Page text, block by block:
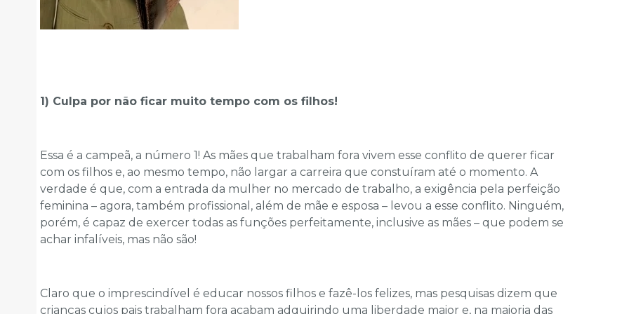
1) Culpa por não ficar muito tempo com os filhos!
Essa é a campeã, a número 1! As mães que trabalham fora vivem esse conflito de querer ficar
com os filhos e, ao mesmo tempo, não largar a carreira que constuíram até o momento. A
verdade é que, com a entrada da mulher no mercado de trabalho, a exigência pela perfeição
feminina – agora, também profissional, além de mãe e esposa – levou a esse conflito. Ninguém,
porém, é capaz de exercer todas as funções perfeitamente, inclusive as mães – que podem se
achar infalíveis, mas não são!
Claro que o imprescindível é educar nossos filhos e fazê-los felizes, mas pesquisas dizem que
crianças cujos pais trabalham fora acabam adquirindo uma liberdade maior e, na maioria das